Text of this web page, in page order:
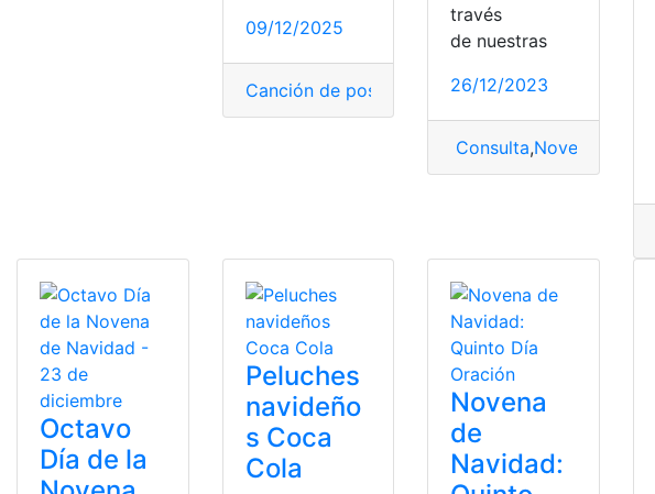
09/12/2025
Canción de posadas Letra,música
través
de nuestras
26/12/2023
Consulta,Novena
Octavo
Día de la
Peluches
navideño
s Coca
Cola
Novena
de
Navidad: